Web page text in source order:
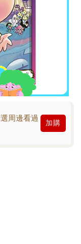
周邊看過
加購